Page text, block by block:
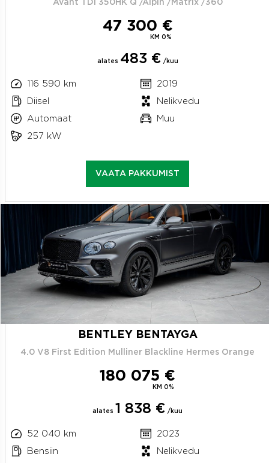
Avant TDI 350HK Q /Alpin /Matrix /360
47 300 €
KM 0%
alates 483 € /kuu
116 590 km
2019
Diisel
Nelikvedu
Automaat
Muu
257 kW
VAATA PAKKUMIST
BENTLEY BENTAYGA
4.0 V8 First Edition Mulliner Blackline Hermes Orange
180 075 €
KM 0%
alates 1 838 € /kuu
52 040 km
2023
Bensiin
Nelikvedu